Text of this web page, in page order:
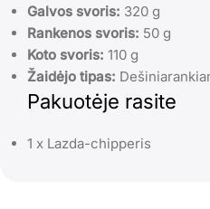
Galvos svoris: 320 g
Rankenos svoris: 50 g
Koto svoris: 110 g
Žaidėjo tipas:
Pakuotėje rasite
1 x Lazda-chipperis